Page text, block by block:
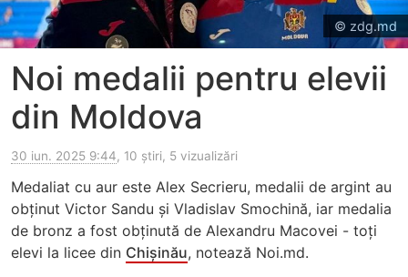
© zdg.md
Noi medalii pentru elevii
din Moldova
30 iun. 2025 9:44, 10 știri, 5 vizualizări
Medaliat cu aur este Alex Secrieru, medalii de argint au
obținut Victor Sandu și Vladislav Smochină, iar medalia
de bronz a fost obținută de Alexandru Macovei - toți
elevi la licee din Chișinău, notează Noi.md.